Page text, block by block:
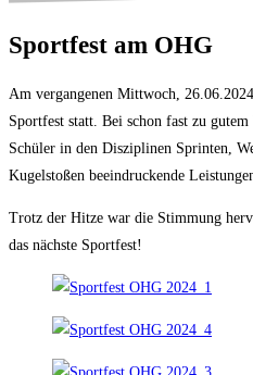
Sportfest am OHG
Am vergangenen Mittwoch,
Sportfest statt. Bei schon fast zu
Schüler in den Disziplinen Sprinten,
Kugelstoßen beeindruckende
Trotz der Hitze war die Stimmung
das nächste Sportfest!